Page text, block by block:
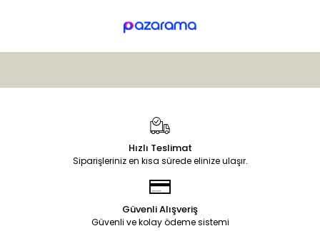
Hızlı Teslimat
Siparişleriniz en kısa sürede elinize ulaşır.
Güvenli Alışveriş
Güvenli ve kolay ödeme sistemi